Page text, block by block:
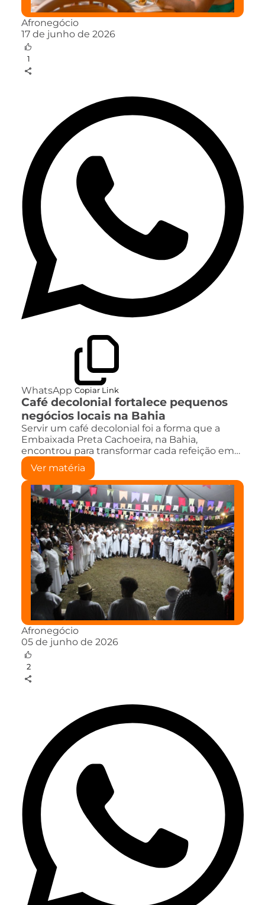
Afronegócio
17 de junho de 2026
1
WhatsApp Copiar Link
Café decolonial fortalece pequenos
negócios locais na Bahia
Servir um café decolonial foi a forma que a
Embaixada Preta Cachoeira, na Bahia,
encontrou para transformar cada refeição em…
Ver matéria
Afronegócio
05 de junho de 2026
2